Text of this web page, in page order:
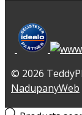
© 2026
NadupanyWeb